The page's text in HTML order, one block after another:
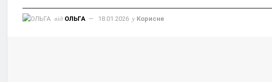
від ОЛЬГА 18.01.2026 у Корисне